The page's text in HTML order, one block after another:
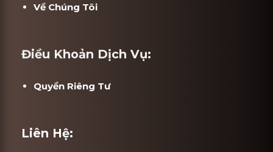
Về Chúng Tôi
Điều Khoản Dịch Vụ:
Quyền Riêng Tư
Liên Hệ: